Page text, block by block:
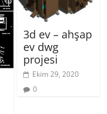
3d ev – ahşap
ev dwg
projesi
Ekim 29, 2020
0